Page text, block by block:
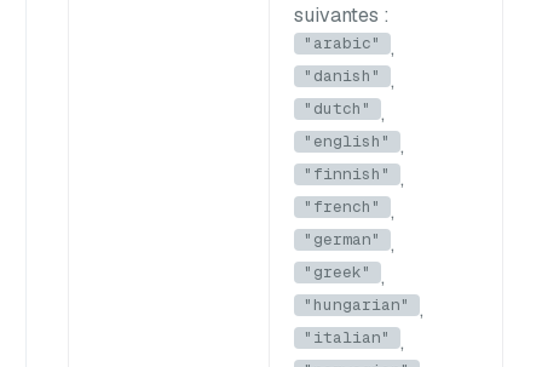
suivantes :
"arabic" ,
"danish" ,
"dutch" ,
"english" ,
"finnish" ,
"french" ,
"german" ,
"greek" ,
"hungarian" ,
"italian" ,